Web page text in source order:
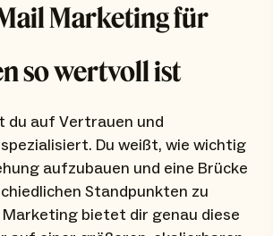
Marketing für
so wertvoll ist
du auf Vertrauen und
Du weißt, wie wichtig
aufzubauen und eine Brücke
Standpunkten zu
Marketing bietet dir genau diese